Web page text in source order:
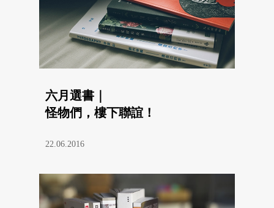
六月選書｜
怪物們，樓下聯誼！
22.06.2016